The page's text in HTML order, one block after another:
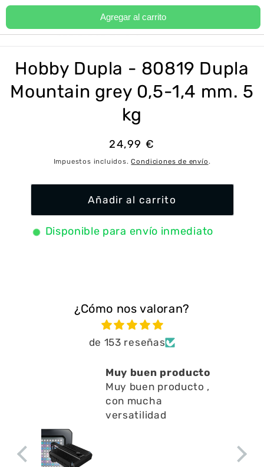
Ir
al contenido
Ir
a la
información
del producto
Hobby Dupla - 80819 Dupla
Mountain grey 0,5-1,4 mm. 5
kg
Precio
habitual
24,99 €
Impuestos incluidos.Condiciones de envío.
Añadir al carrito
Disponible para envío inmediato
¿Cómo nos valoran?
de 153 reseñas
Muy buen producto
Muy buen producto ,
con mucha
versatilidad
Agregar al carrito